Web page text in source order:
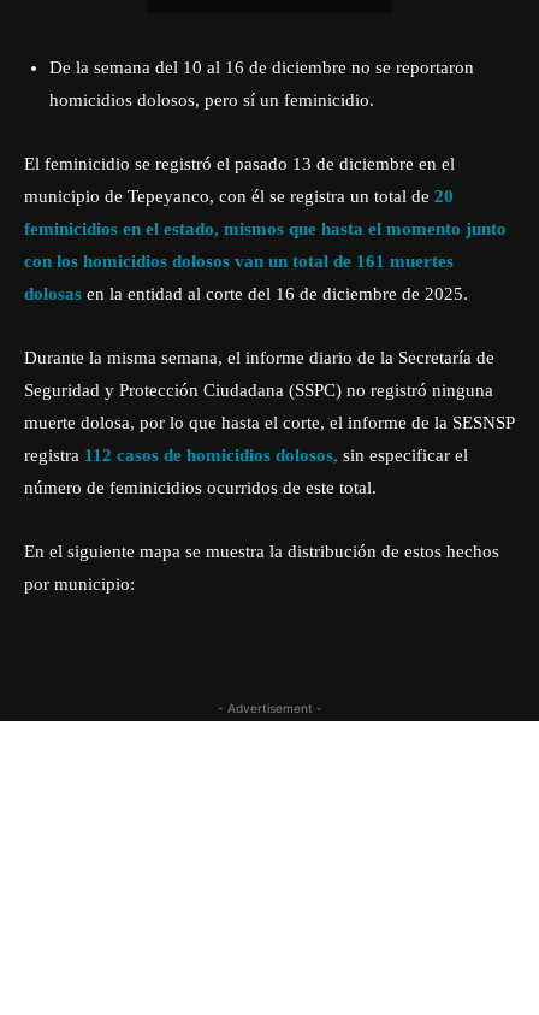
De la semana del 10 al 16 de diciembre no se reportaron
homicidios dolosos, pero sí un feminicidio.
El feminicidio se registró el pasado 13 de diciembre en el
municipio de Tepeyanco, con él se registra un total de 20
feminicidios en el estado, mismos que hasta el momento junto
con los homicidios dolosos van un total de 161 muertes
dolosas en la entidad al corte del 16 de diciembre de 2025.
Durante la misma semana, el informe diario de la Secretaría de
Seguridad y Protección Ciudadana (SSPC) no registró ninguna
muerte dolosa, por lo que hasta el corte, el informe de la SESNSP
registra 112 casos de homicidios dolosos, sin especificar el
número de feminicidios ocurridos de este total.
En el siguiente mapa se muestra la distribución de estos hechos
por municipio:
- Advertisement -